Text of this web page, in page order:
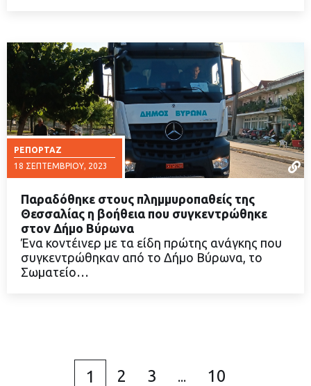
ΡΕΠΟΡΤΆΖ
18 ΣΕΠΤΕΜΒΡΊΟΥ, 2023
ΔΙΑΒΑΣΤΕ ΠΕΡΙΣΣΟΤΕΡΑ
Παραδόθηκε στους πλημμυροπαθείς της
Θεσσαλίας η βοήθεια που συγκεντρώθηκε
στον Δήμο Βύρωνα
Ένα κοντέινερ με τα είδη πρώτης ανάγκης που
συγκεντρώθηκαν από το Δήμο Βύρωνα, το
Σωματείο…
1 2 3 ... 10